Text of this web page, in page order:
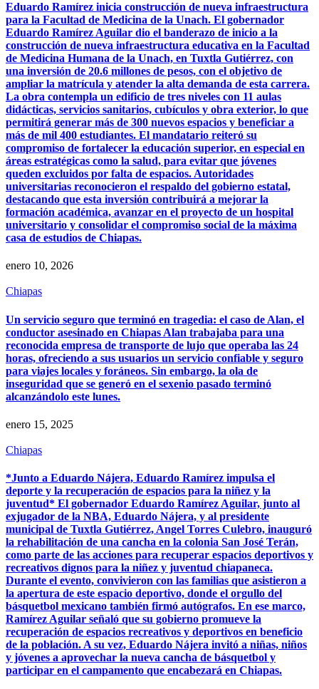
Eduardo Ramírez inicia construcción de nueva infraestructura
para la Facultad de Medicina de la Unach. El gobernador
Eduardo Ramírez Aguilar dio el banderazo de inicio a la
construcción de nueva infraestructura educativa en la Facultad
de Medicina Humana de la Unach, en Tuxtla Gutiérrez, con
una inversión de 20.6 millones de pesos, con el objetivo de
ampliar la matrícula y atender la alta demanda de esta carrera.
La obra contempla un edificio de tres niveles con 11 aulas
didácticas, servicios sanitarios, cubículos y obra exterior, lo que
permitirá generar más de 300 nuevos espacios y beneficiar a
más de mil 400 estudiantes. El mandatario reiteró su
compromiso de fortalecer la educación superior, en especial en
áreas estratégicas como la salud, para evitar que jóvenes
queden excluidos por falta de espacios. Autoridades
universitarias reconocieron el respaldo del gobierno estatal,
destacando que esta inversión contribuirá a mejorar la
formación académica, avanzar en el proyecto de un hospital
universitario y consolidar el compromiso social de la máxima
casa de estudios de Chiapas.
enero 10, 2026
Chiapas
Un servicio seguro que terminó en tragedia: el caso de Alan, el
conductor asesinado en Chiapas Alan trabajaba para una
reconocida empresa de transporte de lujo que operaba las 24
horas, ofreciendo a sus usuarios un servicio confiable y seguro
para viajes locales y foráneos. Sin embargo, la ola de
inseguridad que se generó en el sexenio pasado terminó
alcanzándolo este lunes.
enero 15, 2025
Chiapas
*Junto a Eduardo Nájera, Eduardo Ramírez impulsa el
deporte y la recuperación de espacios para la niñez y la
juventud* El gobernador Eduardo Ramírez Aguilar, junto al
exjugador de la NBA, Eduardo Nájera, y al presidente
municipal de Tuxtla Gutiérrez, Angel Torres Culebro, inauguró
la rehabilitación de una cancha en la colonia San José Terán,
como parte de las acciones para recuperar espacios deportivos y
recreativos dignos para la niñez y juventud chiapaneca.
Durante el evento, convivieron con las familias que asistieron a
la apertura de este espacio deportivo, donde el orgullo del
básquetbol mexicano también firmó autógrafos. En ese marco,
Ramírez Aguilar señaló que su gobierno promueve la
recuperación de espacios recreativos y deportivos en beneficio
de la población. A su vez, Eduardo Nájera invitó a niñas, niños
y jóvenes a aprovechar la nueva cancha de básquetbol y
participar en el campamento que encabezará en Chiapas.